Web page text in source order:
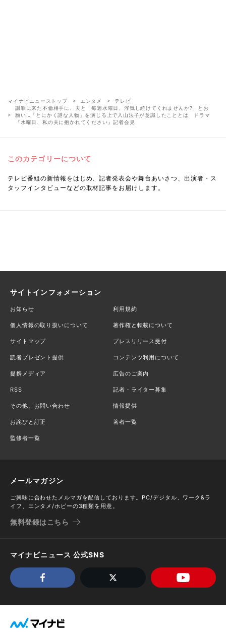
マイナビニューストップ エンタメ
テレビ
謝罪に来た不倫相手に、夫と「毎週水曜日、浮気し続けてくれませんか?」とお
願い…「とにかく謎な人物」を演じる上で入山法子が意識したこととは ドラマ
『水曜日、私の夫に抱かれてください』記者会見
このカテゴリーについて
テレビ番組の新情報をはじめ、記者発表会や舞台あいさつ、出演者・ス
タッフインタビューなどの取材記事をお届けします。
サイトインフォメーション
お知らせ 利用規約
個人情報の取り扱いについて 著作権と転載について
サイトマップ プレスリリース受付
読者プレゼント提供 コンテンツ利用について
提携メディア 広告のご案内
RSS 記者・ライター募集
その他、お問い合わせ 情報提供
お詫びと訂正 著者一覧
監修者一覧
メールマガジン
ご興味に合わせたメルマガを配信しております。PC/デジタル、ワーク&ラ
イフ、エンタメ/ホビーの3種類を用意。
無料登録はこちら
マイナビニュース 公式SNS